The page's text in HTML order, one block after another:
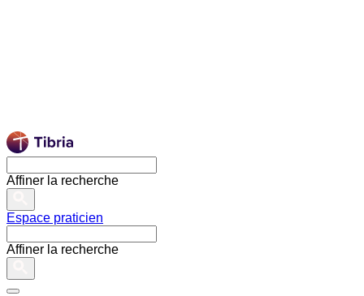
Affiner la recherche
Espace praticien
Affiner la recherche